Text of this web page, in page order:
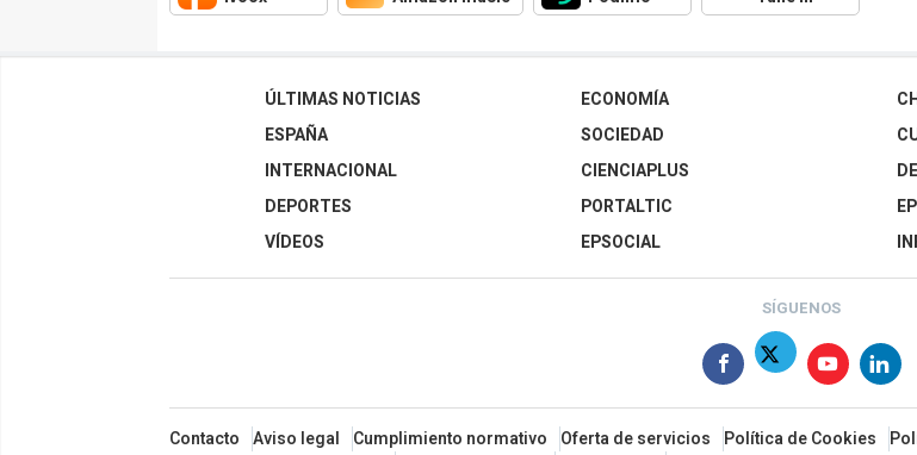
ÚLTIMAS NOTICIAS
ESPAÑA
INTERNACIONAL
DEPORTES
VÍDEOS
ECONOMÍA
SOCIEDAD
CIENCIAPLUS
PORTALTIC
EPSOCIAL
SÍGUENOS
Contacto Aviso legal Cumplimiento normativo Oferta de servicios Política de Cookies